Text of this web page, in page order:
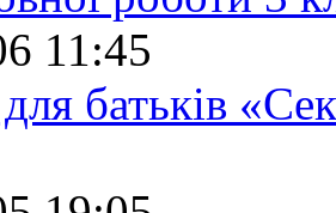
11:45
батьків